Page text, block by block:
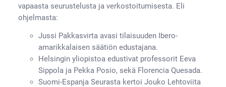
vapaasta seurustelusta ja verkostoitumisesta. Eli
ohjelmasta:
Jussi Pakkasvirta avasi tilaisuuden Ibero-
amarikkalaisen säätiön edustajana.
Helsingin yliopistoa edustivat professorit Eeva
Sippola ja Pekka Posio, sekä Florencia Quesada.
Suomi-Espanja Seurasta kertoi Jouko Lehtoviita